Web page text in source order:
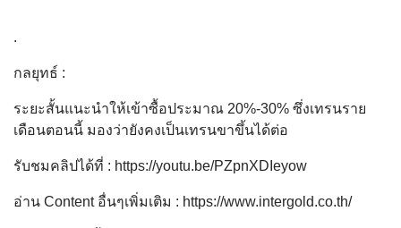
.
กลยุทธ์ :
ระยะสั้นแนะนำให้เข้าซื้อประมาณ 20%-30% ซึ่งเทรนราย
เดือนตอนนี้ มองว่ายังคงเป็นเทรนขาขึ้นได้ต่อ
รับชมคลิปได้ที่ : https://youtu.be/PZpnXDIeyow
อ่าน Content อื่นๆเพิ่มเติม : https://www.intergold.co.th/